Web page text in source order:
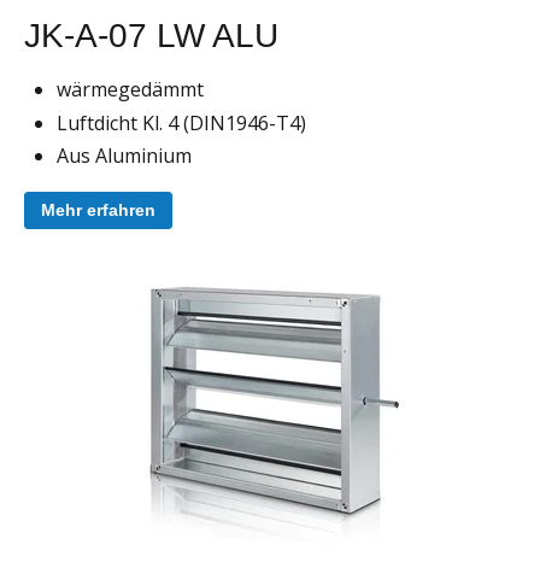
JK-A-07 LW ALU
wärmegedämmt
Luftdicht Kl. 4 (DIN1946-T4)
Aus Aluminium
Mehr erfahren